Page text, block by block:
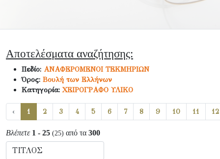
Αποτελέσματα αναζήτησης:
Πεδίο: ΑΝΑΦΕΡΟΜΕΝΟΙ ΤΕΚΜΗΡΙΩΝ
Όρος: Βουλή των Ελλήνων
Κατηγορία:ΧΕΙΡΟΓΡΑΦΟ ΥΛΙΚΟ
‹ 1 2 3 4 5 6 7 8 9 10 11 12
Βλέπετε 1 - 25 (25) από τα 300